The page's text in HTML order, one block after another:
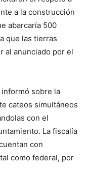
a la construcción
abarcaría 500
que las tierras
al anunciado por el
informó sobre la
cateos simultáneos
con el
La fiscalía
con
como federal, por